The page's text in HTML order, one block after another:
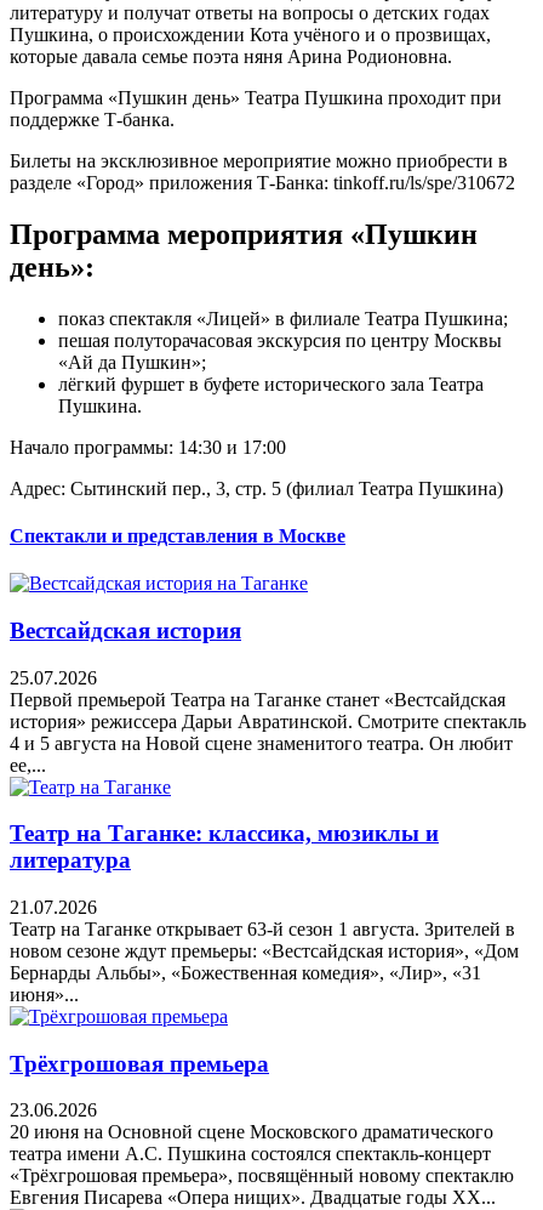
литературу и получат ответы на вопросы о детских годах
Пушкина, о происхождении Кота учёного и о прозвищах,
которые давала семье поэта няня Арина Родионовна.
Программа «Пушкин день» Театра Пушкина проходит при
поддержке Т-банка.
Билеты на эксклюзивное мероприятие можно приобрести в
разделе «Город» приложения Т-Банка: tinkoff.ru/ls/spe/310672
Программа мероприятия «Пушкин
день»:
показ спектакля «Лицей» в филиале Театра Пушкина;
пешая полуторачасовая экскурсия по центру Москвы
«Ай да Пушкин»;
лёгкий фуршет в буфете исторического зала Театра
Пушкина.
Начало программы: 14:30 и 17:00
Адрес: Сытинский пер., 3, стр. 5 (филиал Театра Пушкина)
Спектакли и представления в Москве
Вестсайдская история
25.07.2026
Первой премьерой Театра на Таганке станет «Вестсайдская
история» режиссера Дарьи Авратинской. Смотрите спектакль
4 и 5 августа на Новой сцене знаменитого театра. Он любит
ее,...
Театр на Таганке: классика, мюзиклы и
литература
21.07.2026
Театр на Таганке открывает 63-й сезон 1 августа. Зрителей в
новом сезоне ждут премьеры: «Вестсайдская история», «Дом
Бернарды Альбы», «Божественная комедия», «Лир», «31
июня»...
Трёхгрошовая премьера
23.06.2026
20 июня на Основной сцене Московского драматического
театра имени А.С. Пушкина состоялся спектакль-концерт
«Трёхгрошовая премьера», посвящённый новому спектаклю
Евгения Писарева «Опера нищих». Двадцатые годы XX...